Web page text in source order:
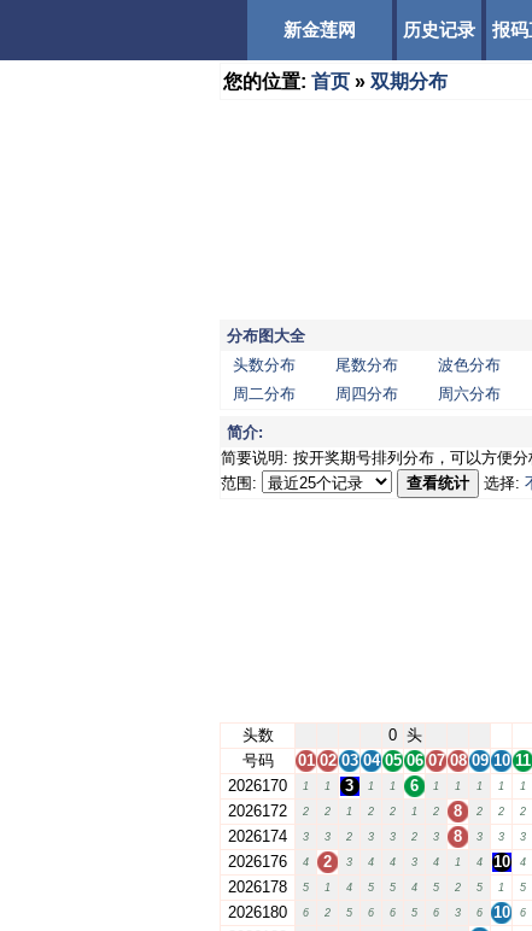
新金莲网 历史记录 报
您的位置: 首页 » 双期分布
分布图大全
头数分布
尾数分布 波色分布
周二分布
周四分布 周六分布
简介:
简要说明: 按开奖期号排列分布，可以方便分
范围:
查看统计 选择:
头数 0 头
号码
01 02 03 04 05 06 07 08 09 10 11
2026170
1 1 3 1 1 6 1 1 1 1 1
2026172 2 2 1 2 2 1 2 8 2 2 2
2026174 3 3 2 3 3 2 3 8 3 3 3
2026176 4 2 3 4 4 3 4 1 4 10 4
2026178 5 1 4 5 5 4 5 2 5 1 5
2026180 6 2 5 6 6 5 6 3 6 10 6